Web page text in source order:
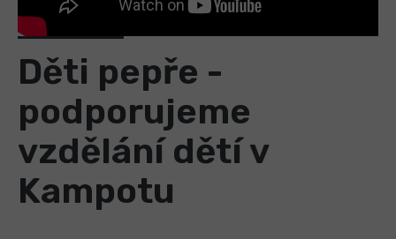
Děti pepře -
podporujeme
vzdělání dětí v
Kampotu